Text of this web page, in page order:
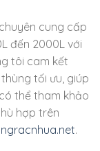
cung cấp
đến 2000L với
tôi cam kết
tối ưu, giúp
thể tham khảo
hợp trên
.